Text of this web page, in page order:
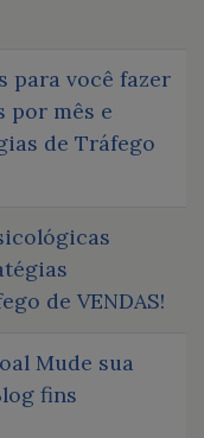
para você fazer
por mês e
de Tráfego
de VENDAS!
Mude sua
fins